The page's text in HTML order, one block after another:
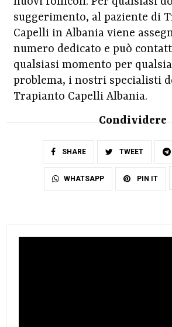
suggerimento, al paziente di
Capelli in Albania viene
numero dedicato e può
qualsiasi momento per
problema, i nostri specialisti
Trapianto Capelli Albania.
Condividere
SHARE TWEET
WHATSAPP PIN IT